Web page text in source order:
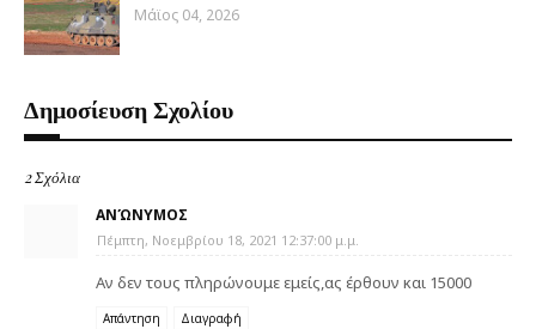
Μάϊος 04, 2026
Δημοσίευση Σχολίου
2 Σχόλια
ΑΝΏΝΥΜΟΣ
Πέμπτη, Νοεμβρίου 18, 2021 12:37:00 μ.μ.
Αν δεν τους πληρώνουμε εμείς,ας έρθουν και 15000
Απάντηση Διαγραφή